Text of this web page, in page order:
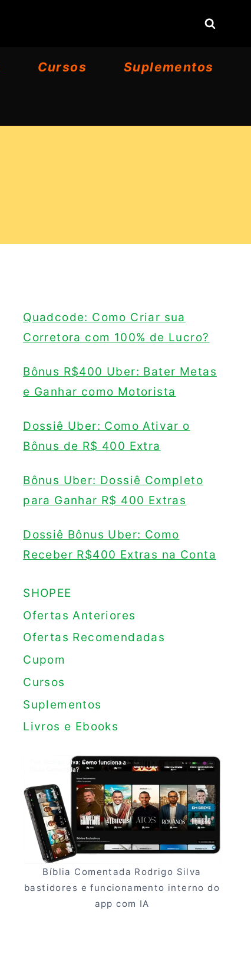
Cursos Suplementos
Quadcode: Como Criar sua
Corretora com 100% de Lucro?
Bônus R$400 Uber: Bater Metas
e Ganhar como Motorista
Dossiê Uber: Como Ativar o
Bônus de R$ 400 Extra
Bônus Uber: Dossiê Completo
para Ganhar R$ 400 Extras
Dossiê Bônus Uber: Como
Receber R$400 Extras na Conta
SHOPEE
Ofertas Anteriores
Ofertas Recomendadas
Cupom
Cursos
Suplementos
Livros e Ebooks
Bíblia Comentada Rodrigo Silva
bastidores e funcionamento interno do
app com IA